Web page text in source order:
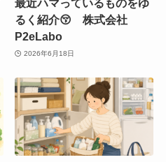
最近ハマっているものをゆ
るく紹介😚 株式会社
P2eLabo
2026年6月18日